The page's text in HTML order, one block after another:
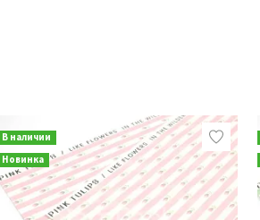
В наличии
Новинка